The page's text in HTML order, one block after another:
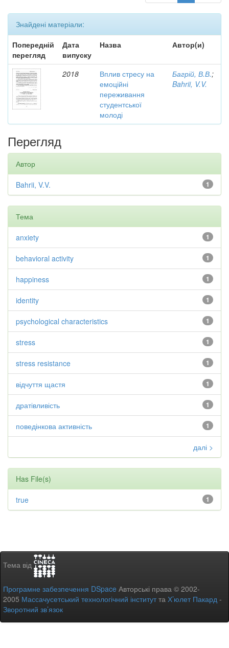
Знайдені матеріали:
Попередній
перегляд
Дата
випуску
Назва Автор(и)
2018
Вплив стресу на
емоційні
переживання
студентської
молоді
Багрій, В.В.;
Bahrii, V.V.
Перегляд
Автор
1
Bahrii, V.V.
Тема
1
anxiety
1
behavioral activity
1
happiness
1
identity
1
psychological characteristics
1
stress
1
stress resistance
1
відчуття щастя
1
дратівливість
1
поведінкова активність
далі >
Has File(s)
1
true
Тема від
Програмне забезпечення DSpace Авторські права © 2002-
2005 Массачусетський технологічний інститутта Х’юлет Пакард -
Зворотний зв’язок